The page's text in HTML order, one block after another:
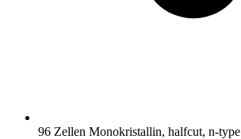
96 Zellen Monokristallin, halfcut, n-type